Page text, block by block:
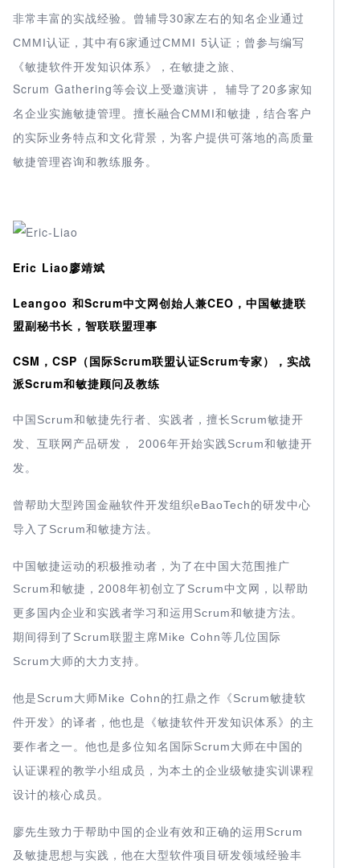
非常丰富的实战经验。曾辅导30家左右的知名企业通过
CMMI认证，其中有6家通过CMMI 5认证；曾参与编写
《敏捷软件开发知识体系》，在敏捷之旅、
Scrum Gathering等会议上受邀演讲 ， 辅导了 20多家知
名企业实施敏捷管理 。擅长融合CMMI和敏捷，结合客户
的实际业务特点和文化背景， 为客户提供可落地的高质量
敏捷管理咨询和教练服务。
Eric Liao廖靖斌
Leangoo 和Scrum中文网创始人兼CEO，中国敏捷联
盟副秘书长，智联联盟理事
CSM，CSP（国际Scrum联盟认证Scrum专家），实战
派Scrum和敏捷顾问及教练
中国Scrum和敏捷先行者、实践者，擅长 Scrum敏捷开
发、互联网产品研发， 2006年开始实践 Scrum和敏捷开
发。
曾帮助大型跨国金融软件开发组织eBaoTech 的研发中心
导入了 Scrum和敏捷方法。
中国敏捷运动的积极推动者，为了在中国大范围推广
Scrum和敏捷， 2008年初创立了 Scrum中文网，以帮助
更多国内企业和实践者学习和运用 Scrum和敏捷方法。
期间得到了 Scrum联盟主席Mike Cohn等几位国际
Scrum 大师的大力支持。
他是Scrum 大师Mike Cohn 的扛鼎之作《 Scrum敏捷软
件开发》的译者，他也是《敏捷软件开发知识体系》的主
要作者之一。他也是多位知名国际Scrum 大师在中国的
认证课程的教学小组成员，为本土的企业级敏捷实训课程
设计的核心成员。
廖先生致力于帮助中国的企业有效和正确的运用Scrum
及敏捷思想与实践，他在大型软件项目研发领域经验丰